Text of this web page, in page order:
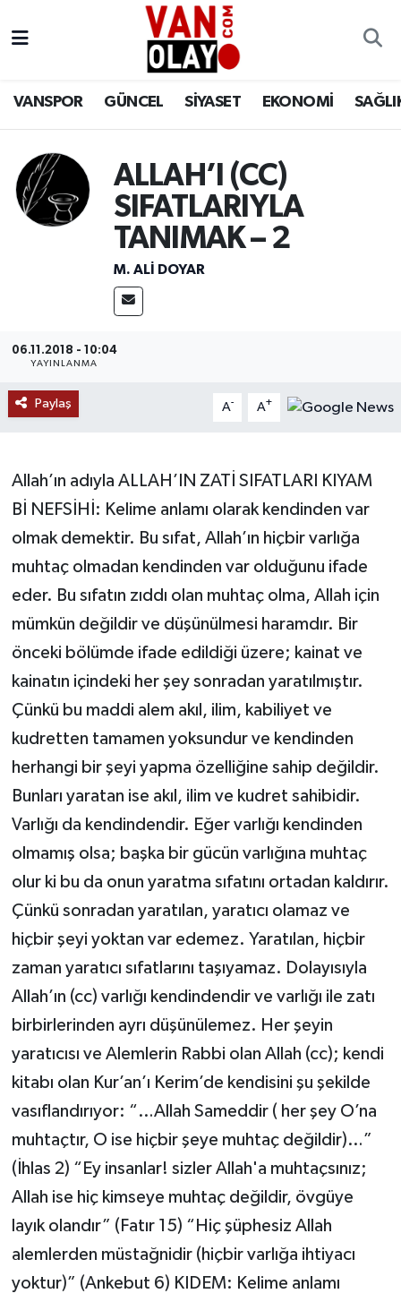
VANSPOR GÜNCEL SİYASET EKONOMİ
ALLAH’I (CC)
SIFATLARIYLA
TANIMAK – 2
M. ALI DOYAR
06.11.2018 - 10:04
YAYINLANMA
Paylaş A- A+
Allah’ın adıyla ALLAH’IN ZATİ SIFATLARI KIYAM
Bİ NEFSİHİ: Kelime anlamı olarak kendinden var
olmak demektir. Bu sıfat, Allah’ın hiçbir varlığa
muhtaç olmadan kendinden var olduğunu ifade
eder. Bu sıfatın zıddı olan muhtaç olma, Allah için
mümkün değildir ve düşünülmesi haramdır. Bir
önceki bölümde ifade edildiği üzere; kainat ve
kainatın içindeki her şey sonradan yaratılmıştır.
Çünkü bu maddi alem akıl, ilim, kabiliyet ve
kudretten tamamen yoksundur ve kendinden
herhangi bir şeyi yapma özelliğine sahip değildir.
Bunları yaratan ise akıl, ilim ve kudret sahibidir.
Varlığı da kendindendir. Eğer varlığı kendinden
olmamış olsa; başka bir gücün varlığına muhtaç
olur ki bu da onun yaratma sıfatını ortadan kaldırır.
Çünkü sonradan yaratılan, yaratıcı olamaz ve
hiçbir şeyi yoktan var edemez. Yaratılan, hiçbir
zaman yaratıcı sıfatlarını taşıyamaz. Dolayısıyla
Allah’ın (cc) varlığı kendindendir ve varlığı ile zatı
birbirlerinden ayrı düşünülemez. Her şeyin
yaratıcısı ve Alemlerin Rabbi olan Allah (cc); kendi
kitabı olan Kur’an’ı Kerim’de kendisini şu şekilde
vasıflandırıyor: “…Allah Sameddir ( her şey O’na
muhtaçtır, O ise hiçbir şeye muhtaç değildir)…”
(İhlas 2) “Ey insanlar! sizler Allah'a muhtaçsınız;
Allah ise hiç kimseye muhtaç değildir, övgüye
layık olandır” (Fatır 15) “Hiç şüphesiz Allah
alemlerden müstağnidir (hiçbir varlığa ihtiyacı
yoktur)” (Ankebut 6) KIDEM: Kelime anlamı
Siyaset
Ekonomi
Bilim & Teknoloji
Dünya
Van Nöbetçi Eczaneler
Van Namaz Vakitleri
Van Trafik Yoğunluk Haritası
Süper Lig Puan Durumu ve Fikstür
Tüm Manşetler
Son Dakika Haberleri
Haber Arşivi